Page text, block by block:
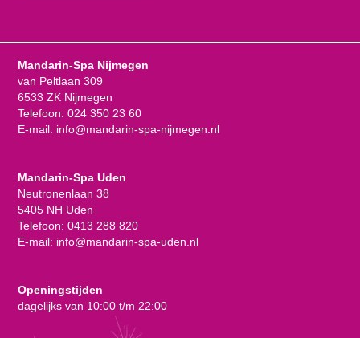
Mandarin-Spa Nijmegen
van Peltlaan 309
6533 ZK Nijmegen
Telefoon: 024 350 23 60
E-mail: info@mandarin-spa-nijmegen.nl
Mandarin-Spa Uden
Neutronenlaan 38
5405 NH Uden
Telefoon: 0413 288 820
E-mail: info@mandarin-spa-uden.nl
Openingstijden
dagelijks van 10:00 t/m 22:00